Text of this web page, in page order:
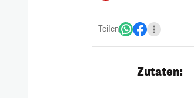
Teilen
Zutaten: